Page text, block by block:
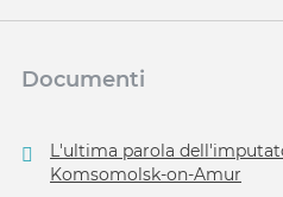
Documenti
L'ultima parola
Komsomolsk-on-Amur